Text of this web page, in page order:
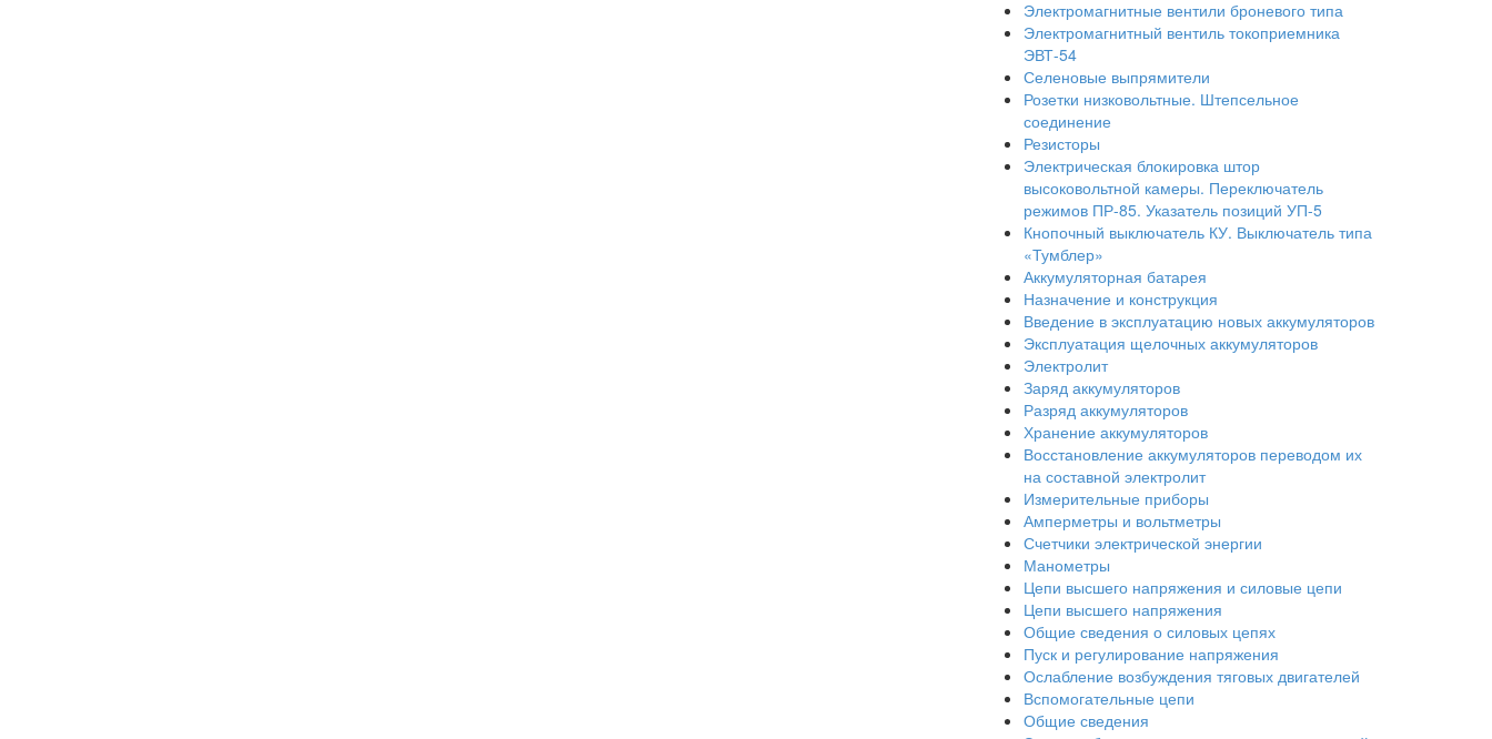
Электромагнитные вентили броневого типа
Электромагнитный вентиль токоприемника
ЭВТ-54
Селеновые выпрямители
Розетки низковольтные. Штепсельное
соединение
Резисторы
Электрическая блокировка штор
высоковольтной камеры. Переключатель
режимов ПР-85. Указатель позиций УП-5
Кнопочный выключатель КУ. Выключатель типа
«Тумблер»
Аккумуляторная батарея
Назначение и конструкция
Введение в эксплуатацию новых аккумуляторов
Эксплуатация щелочных аккумуляторов
Электролит
Заряд аккумуляторов
Разряд аккумуляторов
Хранение аккумуляторов
Восстановление аккумуляторов переводом их
на составной электролит
Измерительные приборы
Амперметры и вольтметры
Счетчики электрической энергии
Манометры
Цепи высшего напряжения и силовые цепи
Цепи высшего напряжения
Общие сведения о силовых цепях
Пуск и регулирование напряжения
Ослабление возбуждения тяговых двигателей
Вспомогательные цепи
Общие сведения